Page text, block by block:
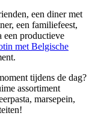
een diner met
een familiefeest,
een productieve
met Belgische
tijdens de dag?
assortiment
marsepein,